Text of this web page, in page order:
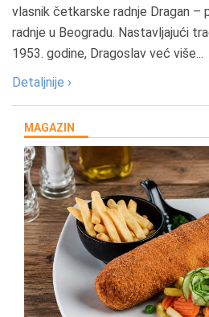
vlasnik četkarske radnje Dragan –
radnje u Beogradu. Nastavljajući
1953. godine, Dragoslav već više...
Detaljnije ›
MAGAZIN